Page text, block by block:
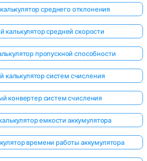
среднего отклонения
калькулятор средней скорости
пропускной способности
калькулятор систем счисления
конвертер систем счисления
емкости аккумулятора
времени работы аккумулятора